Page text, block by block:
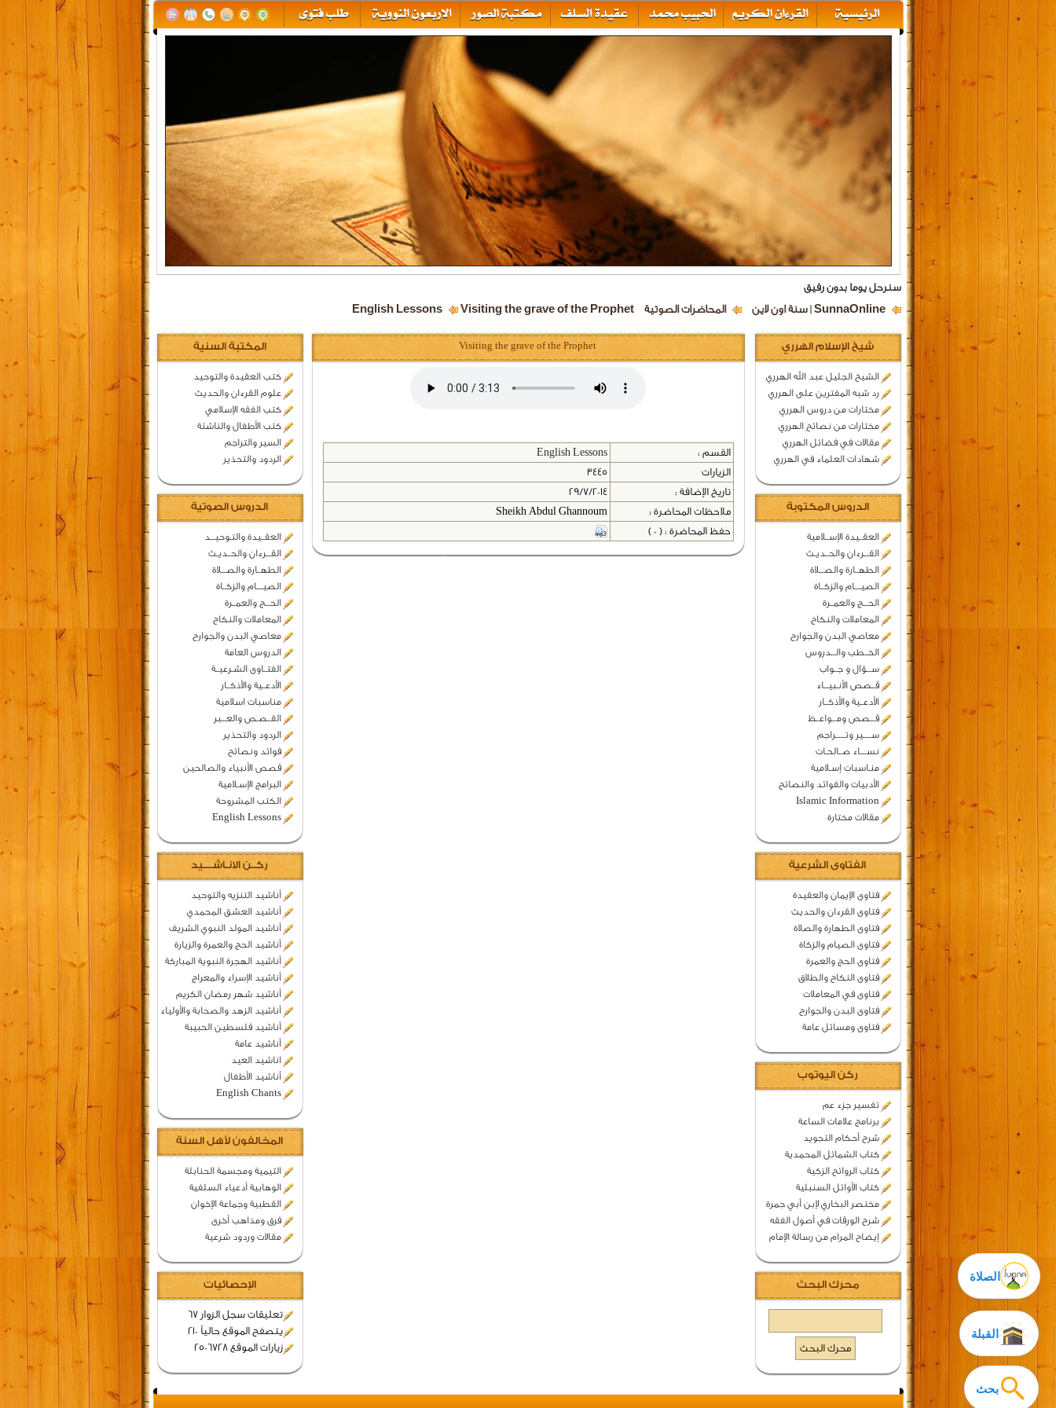
سنرحل يوما بدون رفيق
SunnaOnline | سنة اون لاين المحاضرات الصوتية English Lessons Visiting the grave of the Prophet
بحث
الصلاة
شيخ الإسلام الهرري
الشيخ الجليل عبد الله الهرري
رد شبه المفترين على الهرري
مختارات من دروس الهرري
مختارات من نصائح الهرري
مقالات في فضائل الهرري
شهادات العلماء في الهرري
الدروس المكتوبة
العقــيدة الإســلامية
القـــرءان والحــديـث
الطهــارة والصـــلاة
الصيــــام والزكــاة
الحـــج والعمــرة
المعاملات والنكاح
معاصي البدن والجوارح
الخــطب والـــدروس
ســـؤال و جــواب
قــصص الأنـبيـــاء
الأدعــية والأذكــار
قـــصص ومـــواعــظ
ســـــير وتــــــراجم
نســــاء صــالحـات
منـاسبات إسـلامية
الأدبيات والفوائد والنصائح
Islamic Information
مقالات مختارة
الفتاوى الشرعية
فتاوى الإيمان والعقيدة
فتاوى القرءان والحديث
فتاوى الطهارة والصلاة
فتاوى الصيام والزكاة
فتاوى الحج والعمرة
فتاوى النكاح والطلاق
فتاوى في المعاملات
فتاوى البدن والجوارح
فتاوى ومسائل عامة
ركن اليوتوب
تفسير جزء عم
برنامج علامات الساعة
شرح أحكام التجويد
كتاب الشمائل المحمدية
كتاب الروائح الزكية
كتاب الأوائل السنبلية
مختصر البخاري لإبن أبي جمرة
شرح الورقات في أصول الفقه
إيضاح المرام من رسالة الإمام
محرك البحث
القبلة
المكتبة السنية
كتب العقيدة والتوحيد
علوم القرءان والحديث
كتب الفقه الإسلامي
كتب الأطفال والناشئة
السير والتراجم
الردود والتحذير
الدروس الصوتية
العقــيدة والتـوحيـــد
القـــرءان والحــديـث
الطهــارة والصـــلاة
الصيــــام والزكــاة
الحـــج والعمــرة
المعاملات والنكاح
معاصي البدن والجوارح
الدروس العامة
الفتــاوى الشـرعيــة
الأدعــية والأذكــار
مناسبات اسلامية
القــصـص والعـــبر
الردود والتحذير
فوائد ونصائح
قصص الأنبياء والصالحين
البرامج الإسـلامية
الكتب المشروحة
English Lessons
ركــن الانـاشــــيد
أناشيد التنزيه والتوحيد
أناشيد العشق المحمدي
أناشيد المولد النبوي الشريف
أناشيد الحج والعمرة والزيارة
أناشيد الهجرة النبوية المباركة
أناشيد الإسراء والمعراج
أناشيد شهر رمضان الكريم
أناشيد الزهد والصحابة والأولياء
أناشيد فلسطين الحبيبة
أناشيد عامة
اناشيد العيد
أناشيد الأطفال
English Chants
المخالفون لأهل السنة
التيمية ومجسمة الحنابلة
الوهابية أدعياء السلفية
القطبية وجماعة الإخوان
فرق ومذاهب أخرى
مقالات وردود شرعية
الإحصائيات
تعليقات سجل الزوار 67
يتصفح الموقع حالياً 210
زيارات الموقع 2506728
Visiting the grave of the Prophet
القسم :
English Lessons
الزيارات
3445
تاريخ الإضافة :
29/7/2014
ملاحظات المحاضرة :
Sheikh Abdul Ghannoum
حفظ المحاضرة : ( 0 )